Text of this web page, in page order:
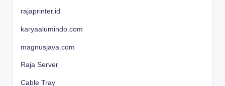
rajaprinter.id
karyaalumindo.com
magnusjava.com
Raja Server
Cable Tray